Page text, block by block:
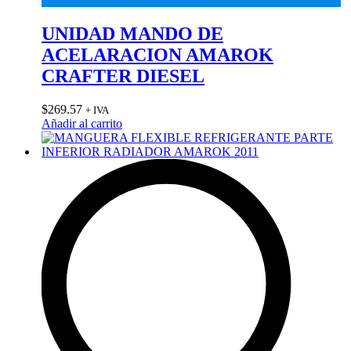
UNIDAD MANDO DE
ACELARACION AMAROK
CRAFTER DIESEL
$269.57 + IVA
Añadir al carrito